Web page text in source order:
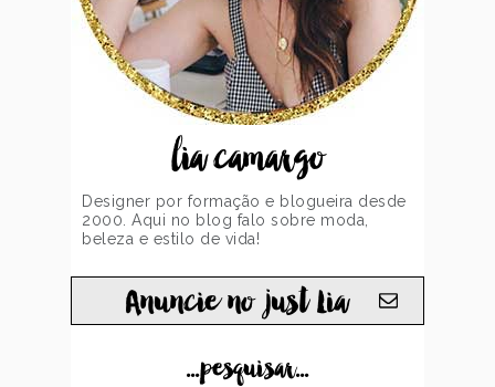
lia camargo
Designer por formação e blogueira desde
2000. Aqui no blog falo sobre moda,
beleza e estilo de vida!
Anuncie no just Lia
...pesquisar...